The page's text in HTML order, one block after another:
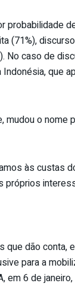
probabilidade
(71%),
No caso de
que
o nome
às custas
dão conta,
para a
em 6 de